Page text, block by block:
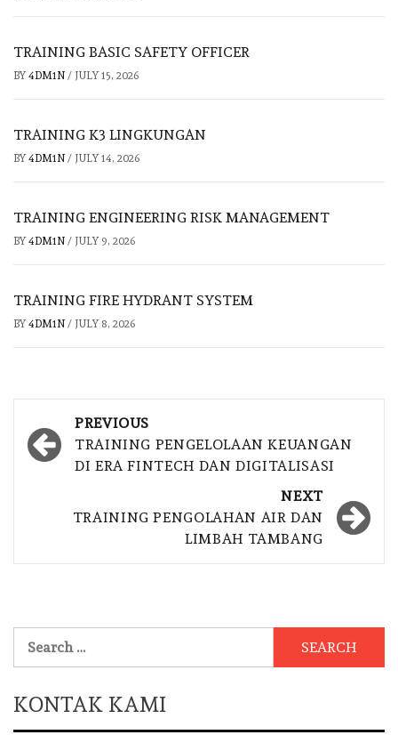
TRAINING BASIC SAFETY OFFICER
BY 4DM1N / JULY 15, 2026
TRAINING K3 LINGKUNGAN
BY 4DM1N / JULY 14, 2026
TRAINING ENGINEERING RISK MANAGEMENT
BY 4DM1N / JULY 9, 2026
TRAINING FIRE HYDRANT SYSTEM
BY 4DM1N / JULY 8, 2026
Post
navigation
PREVIOUS
TRAINING PENGELOLAAN KEUANGAN
DI ERA FINTECH DAN DIGITALISASI
NEXT
TRAINING PENGOLAHAN AIR DAN
LIMBAH TAMBANG
for:
KONTAK KAMI